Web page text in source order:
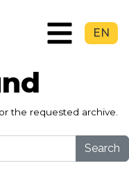
EN
the requested archive.
Search